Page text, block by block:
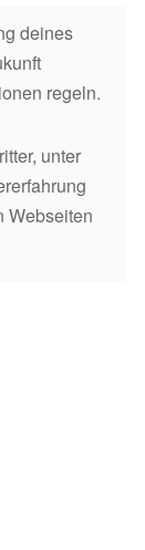
deines
regeln.
unter
Webseiten